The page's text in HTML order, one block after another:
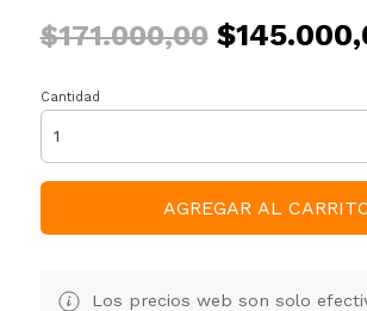
$171.000,00
Cantidad
AGREGAR AL
Los precios web son solo